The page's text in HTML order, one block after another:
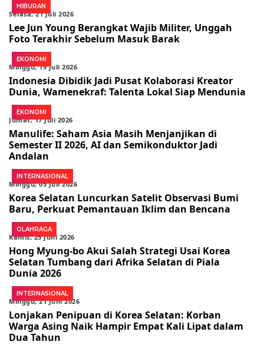
HIBURAN
Selasa, 21 Juli 2026
Lee Jun Young Berangkat Wajib Militer, Unggah
Foto Terakhir Sebelum Masuk Barak
EKONOMI
Minggu, 19 Juli 2026
Indonesia Dibidik Jadi Pusat Kolaborasi Kreator
Dunia, Wamenekraf: Talenta Lokal Siap Mendunia
EKONOMI
Jumat, 17 Juli 2026
Manulife: Saham Asia Masih Menjanjikan di
Semester II 2026, AI dan Semikonduktor Jadi
Andalan
INTERNASIONAL
Minggu, 05 Juli 2026
Korea Selatan Luncurkan Satelit Observasi Bumi
Baru, Perkuat Pemantauan Iklim dan Bencana
OLAHRAGA
Kamis, 25 Juni 2026
Hong Myung-bo Akui Salah Strategi Usai Korea
Selatan Tumbang dari Afrika Selatan di Piala
Dunia 2026
INTERNASIONAL
Minggu, 21 Juni 2026
Lonjakan Penipuan di Korea Selatan: Korban
Warga Asing Naik Hampir Empat Kali Lipat dalam
Dua Tahun